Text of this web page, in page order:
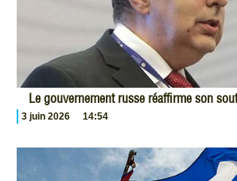
Le gouvernement russe réaffirme son
3 juin 2026 14:54